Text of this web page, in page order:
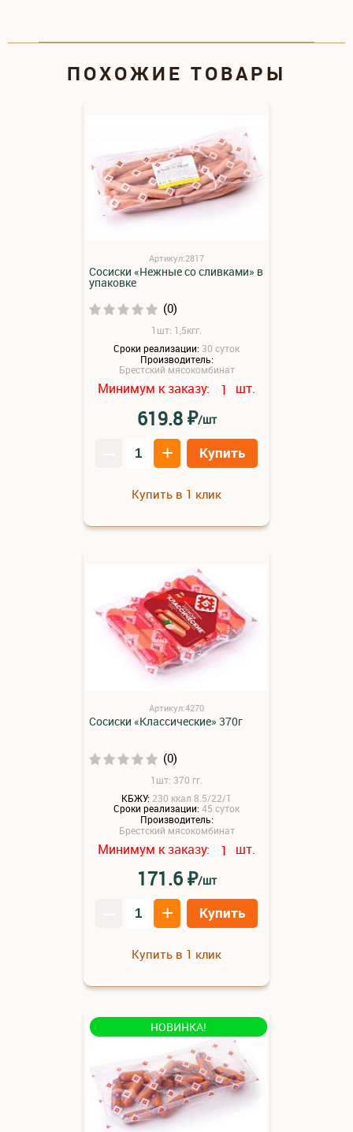
ПОХОЖИЕ ТОВАРЫ
Артикул:2817
Сосиски «Нежные со сливками» в
упаковке
(0)
1шт: 1,5кгг.
Сроки реализации: 30 суток
Производитель:
Брестский мясокомбинат
Минимум к заказу: 1 шт.
619.8₽/шт
+ Купить
Купить в 1 клик
Артикул:4270
Сосиски «Классические» 370г
(0)
1шт: 370 гг.
КБЖУ: 230 ккал 8.5/22/1
Сроки реализации:45 суток
Производитель:
Брестский мясокомбинат
Минимум к заказу: 1 шт.
171.6₽/шт
+ Купить
Купить в 1 клик
НОВИНКА!